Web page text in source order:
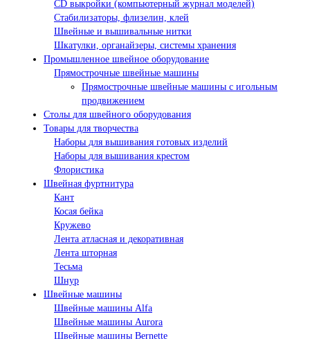
СD выкройки (компьютерный журнал моделей)
Стабилизаторы, флизелин, клей
Швейные и вышивальные нитки
Шкатулки, органайзеры, системы хранения
Промышленное швейное оборудование
Прямострочные швейные машины
Прямострочные швейные машины с игольным
продвижением
Столы для швейного оборудования
Товары для творчества
Наборы для вышивания готовых изделий
Наборы для вышивания крестом
Флористика
Швейная фуртнитура
Кант
Косая бейка
Кружево
Лента aтласная и декоративная
Лента шторная
Тесьма
Шнур
Швейные машины
Швейные машины Alfa
Швейные машины Aurora
Швейные машины Bernette